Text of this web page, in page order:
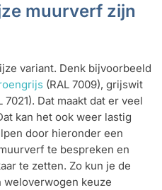
muurverf zijn
variant. Denk bijvoorbeeld
(RAL 7009), grijswit
Dat maakt dat er veel
kan het ook weer lastig
door hieronder een
te bespreken en
te zetten. Zo kun je de
keuze